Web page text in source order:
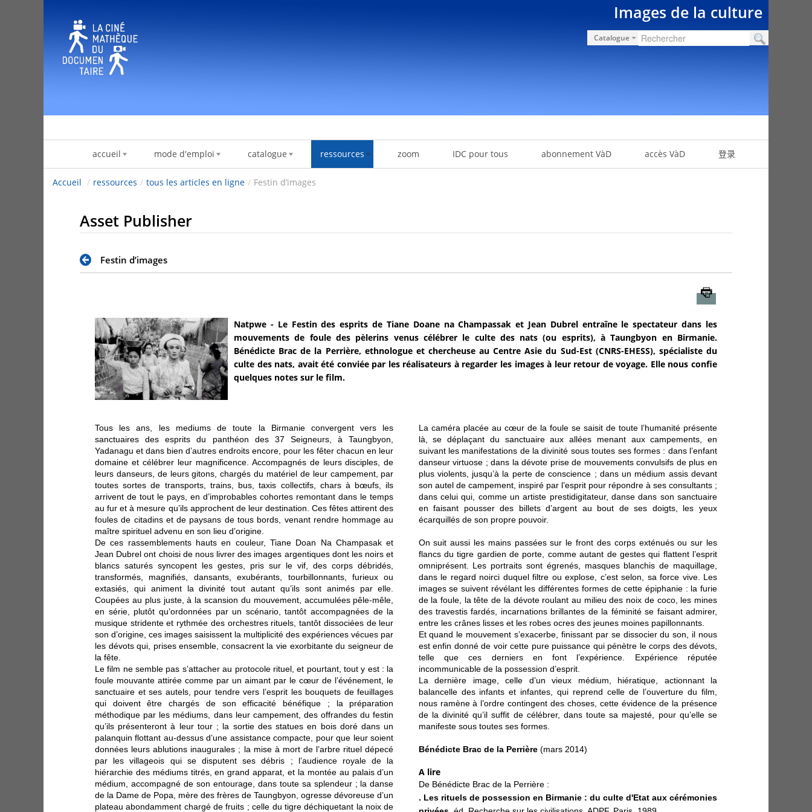
Images de la culture
Catalogue
accueil mode d'emploi catalogue ressources zoom IDC pour tous abonnement VàD accès VàD 登录
Accueil / ressources / tous les articles en ligne / Festin d’images
Asset Publisher
Festin d’images
Natpwe - Le Festin des esprits de Tiane Doane na Champassak et Jean Dubrel entraîne le spectateur dans les
mouvements de foule des pèlerins venus célébrer le culte des nats (ou esprits), à Taungbyon en Birmanie.
Bénédicte Brac de la Perrière, ethnologue et chercheuse au Centre Asie du Sud-Est (CNRS-EHESS), spécialiste du
culte des nats, avait été conviée par les réalisateurs à regarder les images à leur retour de voyage. Elle nous confie
quelques notes sur le film.
Tous les ans, les mediums de toute la Birmanie convergent vers les
sanctuaires des esprits du panthéon des 37 Seigneurs, à Taungbyon,
Yadanagu et dans bien d’autres endroits encore, pour les fêter chacun en leur
domaine et célébrer leur magnificence. Accompagnés de leurs disciples, de
leurs danseurs, de leurs gitons, chargés du matériel de leur campement, par
toutes sortes de transports, trains, bus, taxis collectifs, chars à bœufs, ils
arrivent de tout le pays, en d’improbables cohortes remontant dans le temps
au fur et à mesure qu’ils approchent de leur destination. Ces fêtes attirent des
foules de citadins et de paysans de tous bords, venant rendre hommage au
maître spirituel advenu en son lieu d’origine.
De ces rassemblements hauts en couleur, Tiane Doan Na Champasak et
Jean Dubrel ont choisi de nous livrer des images argentiques dont les noirs et
blancs saturés syncopent les gestes, pris sur le vif, des corps débridés,
transformés, magnifiés, dansants, exubérants, tourbillonnants, furieux ou
extasiés, qui animent la divinité tout autant qu’ils sont animés par elle.
Coupées au plus juste, à la scansion du mouvement, accumulées pêle-mêle,
en série, plutôt qu’ordonnées par un scénario, tantôt accompagnées de la
musique stridente et rythmée des orchestres rituels, tantôt dissociées de leur
son d’origine, ces images saisissent la multiplicité des expériences vécues par
les dévots qui, prises ensemble, consacrent la vie exorbitante du seigneur de
la fête.
Le film ne semble pas s’attacher au protocole rituel, et pourtant, tout y est : la
foule mouvante attirée comme par un aimant par le cœur de l’événement, le
sanctuaire et ses autels, pour tendre vers l’esprit les bouquets de feuillages
qui doivent être chargés de son efficacité bénéfique ; la préparation
méthodique par les médiums, dans leur campement, des offrandes du festin
qu’ils présenteront à leur tour ; la sortie des statues en bois doré dans un
palanquin flottant au-dessus d’une assistance compacte, pour que leur soient
données leurs ablutions inaugurales ; la mise à mort de l’arbre rituel dépecé
par les villageois qui se disputent ses débris ; l’audience royale de la
hiérarchie des médiums titrés, en grand apparat, et la montée au palais d’un
médium, accompagné de son entourage, dans toute sa splendeur ; la danse
de la Dame de Popa, mère des frères de Taungbyon, ogresse dévoreuse d’un
plateau abondamment chargé de fruits ; celle du tigre déchiquetant la noix de
La caméra placée au cœur de la foule se saisit de toute l’humanité présente
là, se déplaçant du sanctuaire aux allées menant aux campements, en
suivant les manifestations de la divinité sous toutes ses formes : dans l’enfant
danseur virtuose ; dans la dévote prise de mouvements convulsifs de plus en
plus violents, jusqu’à la perte de conscience ; dans un médium assis devant
son autel de campement, inspiré par l’esprit pour répondre à ses consultants ;
dans celui qui, comme un artiste prestidigitateur, danse dans son sanctuaire
en faisant pousser des billets d’argent au bout de ses doigts, les yeux
écarquillés de son propre pouvoir.
On suit aussi les mains passées sur le front des corps exténués ou sur les
flancs du tigre gardien de porte, comme autant de gestes qui flattent l’esprit
omniprésent. Les portraits sont égrenés, masques blanchis de maquillage,
dans le regard noirci duquel filtre ou explose, c’est selon, sa force vive. Les
images se suivent révélant les différentes formes de cette épiphanie : la furie
de la foule, la tête de la dévote roulant au milieu des noix de coco, les mines
des travestis fardés, incarnations brillantes de la féminité se faisant admirer,
entre les crânes lisses et les robes ocres des jeunes moines papillonnants.
Et quand le mouvement s’exacerbe, finissant par se dissocier du son, il nous
est enfin donné de voir cette pure puissance qui pénètre le corps des dévots,
telle que ces derniers en font l’expérience. Expérience réputée
incommunicable de la possession d’esprit.
La dernière image, celle d’un vieux médium, hiératique, actionnant la
balancelle des infants et infantes, qui reprend celle de l’ouverture du film,
nous ramène à l’ordre contingent des choses, cette évidence de la présence
de la divinité qu’il suffit de célébrer, dans toute sa majesté, pour qu’elle se
manifeste sous toutes ses formes.
Bénédicte Brac de la Perrière (mars 2014)
A lire
De Bénédicte Brac de la Perrière :
. Les rituels de possession en Birmanie : du culte d'Etat aux cérémonies